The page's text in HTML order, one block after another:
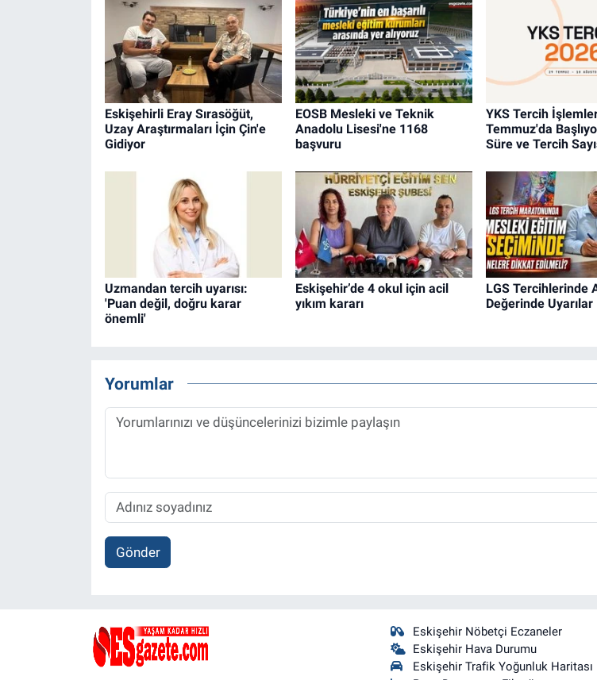
Eskişehirli Eray Sırasöğüt,
Uzay Araştırmaları İçin Çin'e
Gidiyor
EOSB Mesleki ve Teknik
Anadolu Lisesi'ne 1168
başvuru
YKS Tercih
Temmuz'da
Süre ve Tercih
Uzmandan tercih uyarısı:
'Puan değil, doğru karar
önemli'
Eskişehir’de 4 okul için acil
yıkım kararı
LGS Tercihlerinde
Değerinde Uyarılar
Yorumlar
Gönder
Eskişehir Nöbetçi Eczaneler
Eskişehir Hava Durumu
Eskişehir Trafik Yoğunluk Haritası